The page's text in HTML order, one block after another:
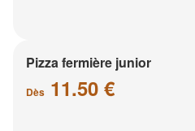
Pizza fermière junior
Dès 11.50 €